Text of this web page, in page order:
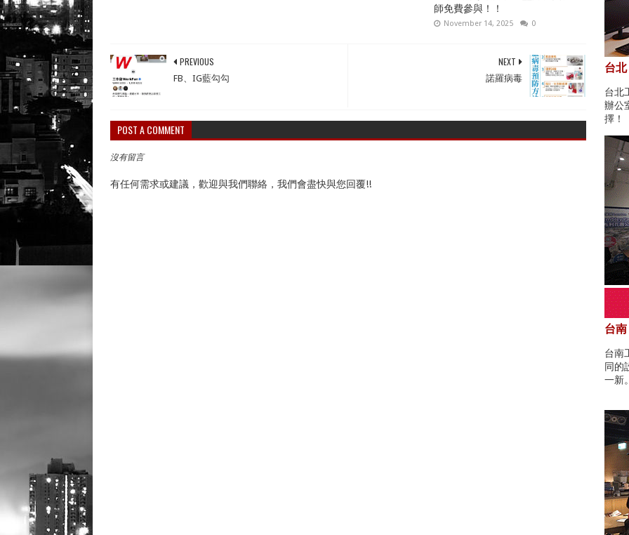
師免費參與！！
November 14, 2025 0
NEXT
諾羅病毒
PREVIOUS
FB、IG藍勾勾
POST A COMMENT
沒有留言
有任何需求或建議，歡迎與我們聯絡，我們會盡快與您回覆!!
台
台北
辦公
擇！
台
台南
同的
一新